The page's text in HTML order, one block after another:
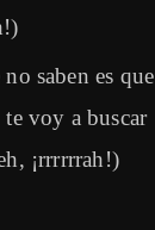
saben es que
voy a buscar
¡rrrrrrah!)